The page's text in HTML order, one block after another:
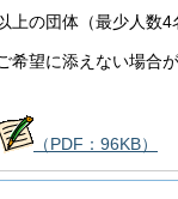
上の団体（最少人数4
希望に添えない場合
（PDF：96KB）